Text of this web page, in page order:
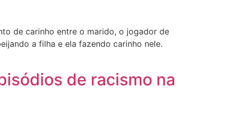
de carinho entre o marido, o jogador de
a filha e ela fazendo carinho nele.
de racismo na